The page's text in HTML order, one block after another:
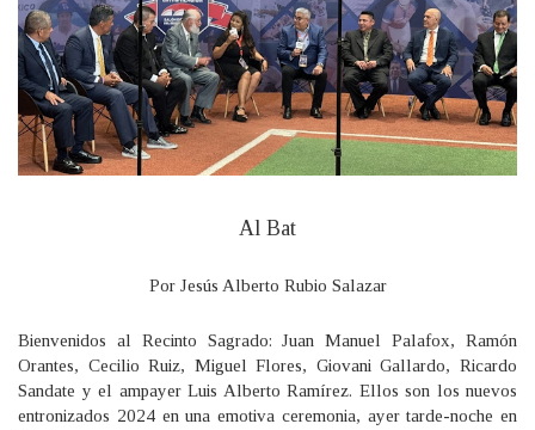
Al Bat
Por Jesús Alberto Rubio Salazar
Bienvenidos al Recinto Sagrado: Juan Manuel Palafox, Ramón
Orantes, Cecilio Ruiz, Miguel Flores, Giovani Gallardo, Ricardo
Sandate y el ampayer Luis Alberto Ramírez. Ellos son los nuevos
entronizados 2024 en una emotiva ceremonia, ayer tarde-noche en